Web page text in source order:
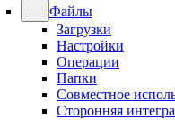
Файлы
Загрузки
Настройки
Операции
Папки
Совместное
Сторонняя